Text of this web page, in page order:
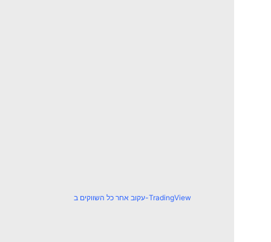
עקוב אחר כל השווקים ב-TradingView